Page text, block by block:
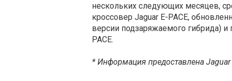
нескольких следующих месяцев,
кроссовер Jaguar E-PACE,
версии подзаряжаемого гибрида)
PACE.
* Информация предоставлена Jaguar